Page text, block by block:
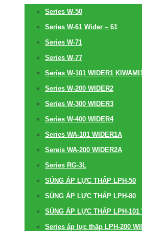
Series W-50
Series W-61 Wider – 61
Series W-71
Series W-77
Series W-101 WIDER1
Series W-200 WIDER2
Series W-300 WIDER3
Series W-400 WIDER4
Series WA-101 WIDER1A
Sereis WA-200 WIDER2A
Series RG-3L
SÚNG ÁP LỰC THẤP LPH-50
SÚNG ÁP LỰC THẤP LPH-80
SÚNG ÁP LỰC THẤP LPH-101
Series áp lực thấp LPH-200